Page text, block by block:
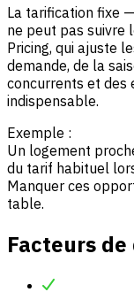
La tarification fixe
ne peut pas suivre
Pricing, qui ajuste
demande, de la
concurrents et des
indispensable.
Exemple :
Un logement
du tarif habituel
Manquer ces
table.
Facteurs